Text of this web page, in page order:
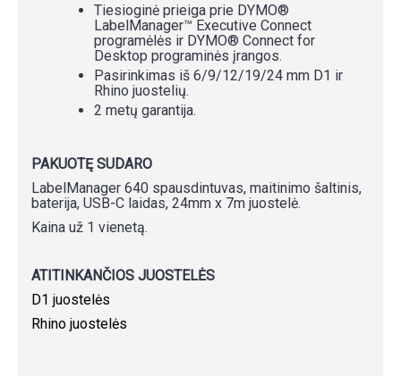
Tiesioginė prieiga prie DYMO®
LabelManager™ Executive Connect
programėlės ir DYMO® Connect for
Desktop programinės įrangos.
Pasirinkimas iš 6/9/12/19/24 mm D1 ir
Rhino juostelių.
2 metų garantija.
PAKUOTĘ SUDARO
LabelManager 640 spausdintuvas, maitinimo šaltinis,
baterija, USB-C laidas, 24mm x 7m juostelė.
Kaina už 1 vienetą.
ATITINKANČIOS JUOSTELĖS
D1 juostelės
Rhino juostelės